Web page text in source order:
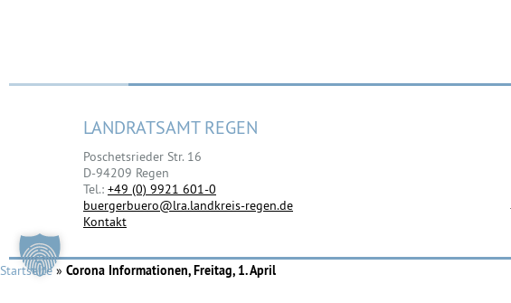
LANDRATSAMT REGEN
Poschetsrieder Str. 16
D-94209 Regen
Tel.: +49 (0) 9921 601-0
buergerbuero@lra.landkreis-regen.de
Kontakt
Startseite» Corona Informationen, Freitag, 1. April